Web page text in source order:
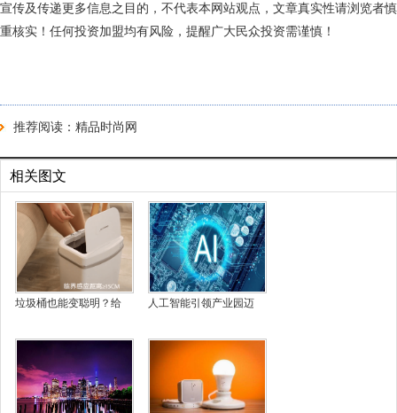
宣传及传递更多信息之目的，不代表本网站观点，文章真实性请浏览者慎
重核实！任何投资加盟均有风险，提醒广大民众投资需谨慎！
推荐阅读： 精品时尚网
相关图文
垃圾桶也能变聪明？给 人工智能引领产业园迈